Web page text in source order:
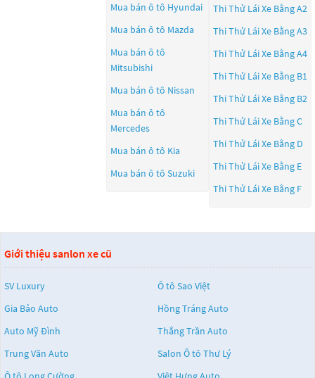
Mua bán ô tô Hyundai
Mua bán ô tô Mazda
Mua bán ô tô
Mitsubishi
Mua bán ô tô Nissan
Mua bán ô tô
Mercedes
Mua bán ô tô Kia
Mua bán ô tô Suzuki
Thi Thử Lái Xe Bằng A2
Thi Thử Lái Xe Bằng A3
Thi Thử Lái Xe Bằng A4
Thi Thử Lái Xe Bằng B1
Thi Thử Lái Xe Bằng B2
Thi Thử Lái Xe Bằng C
Thi Thử Lái Xe Bằng D
Thi Thử Lái Xe Bằng E
Thi Thử Lái Xe Bằng F
Giới thiệu sanlon xe cũ
SV Luxury
Ô tô Sao Việt
Gia Bảo Auto
Hồng Tráng Auto
Auto Mỹ Đình
Thắng Trần Auto
Trung Văn Auto
Salon Ô tô Thư Lý